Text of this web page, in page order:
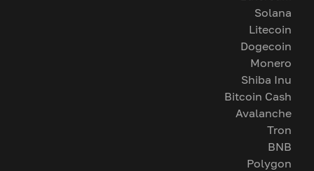
Solana
Litecoin
Dogecoin
Monero
Shiba Inu
Bitcoin Cash
Avalanche
Tron
BNB
Polygon